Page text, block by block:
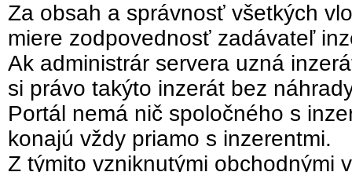
Za obsah a správnosť všetkých
miere zodpovednosť zadávateľ
Ak administrár servera uzná
si právo takýto inzerát bez
Portál nemá nič spoločného s
konajú vždy priamo s inzerentmi.
Z týmito vzniknutými obchodnými